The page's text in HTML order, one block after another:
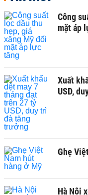
Công
mặt áp
Xuất
USD,
Ghẹ
Hà Nội